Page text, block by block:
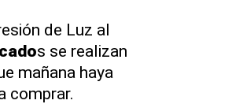
de Luz al
s se realizan
mañana haya
comprar.